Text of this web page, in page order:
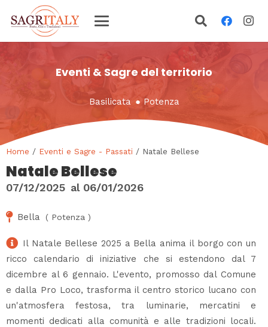
Eventi & Sagre del territorio
Basilicata ● Potenza
Home / Eventi e Sagre - Passati / Natale Bellese
Natale Bellese
07/12/2025 al 06/01/2026
Bella ( Potenza )
Il Natale Bellese 2025 a Bella anima il borgo con un
ricco calendario di iniziative che si estendono dal 7
dicembre al 6 gennaio. L'evento, promosso dal Comune
e dalla Pro Loco, trasforma il centro storico lucano con
un'atmosfera festosa, tra luminarie, mercatini e
momenti dedicati alla comunità e alle tradizioni locali.